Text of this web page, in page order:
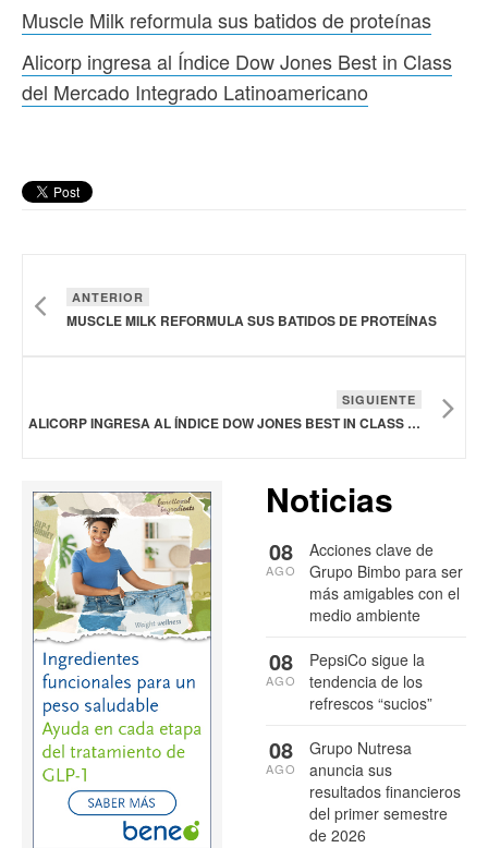
Muscle Milk reformula sus batidos de proteínas
Alicorp ingresa al Índice Dow Jones Best in Class
del Mercado Integrado Latinoamericano
ANTERIOR
MUSCLE MILK REFORMULA SUS BATIDOS DE PROTEÍNAS
SIGUIENTE
ALICORP INGRESA AL ÍNDICE DOW JONES BEST IN CLASS DEL MERCADO INTEGRADO LATINOAMERICANO
Noticias
Acciones clave de
Grupo Bimbo para ser
más amigables con el
medio ambiente
08
AGO
PepsiCo sigue la
tendencia de los
refrescos “sucios”
08
AGO
Grupo Nutresa
anuncia sus
resultados financieros
del primer semestre
de 2026
08
AGO